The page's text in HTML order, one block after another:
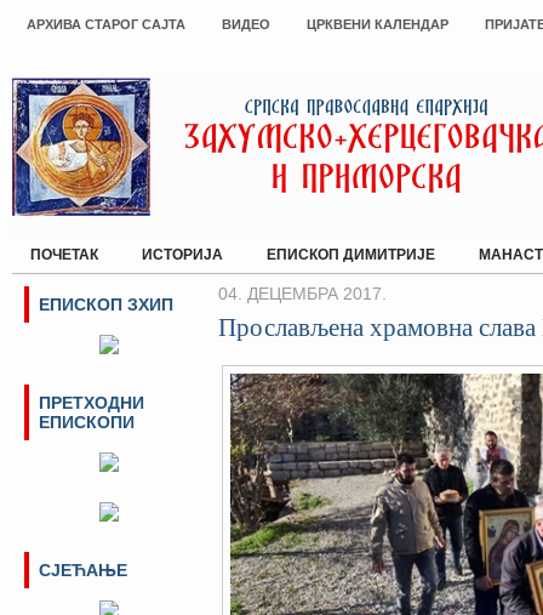
АРХИВА СТАРОГ САЈТА ВИДЕО ЦРКВЕНИ КАЛЕНДАР
ПОЧЕТАК ИСТОРИЈА ЕПИСКОП ДИМИТРИЈЕ
04. ДЕЦЕМБРА 2017.
Прослављена храмовна
ЕПИСКОП ЗХИП
ПРЕТХОДНИ
ЕПИСКОПИ
СЈЕЋАЊЕ